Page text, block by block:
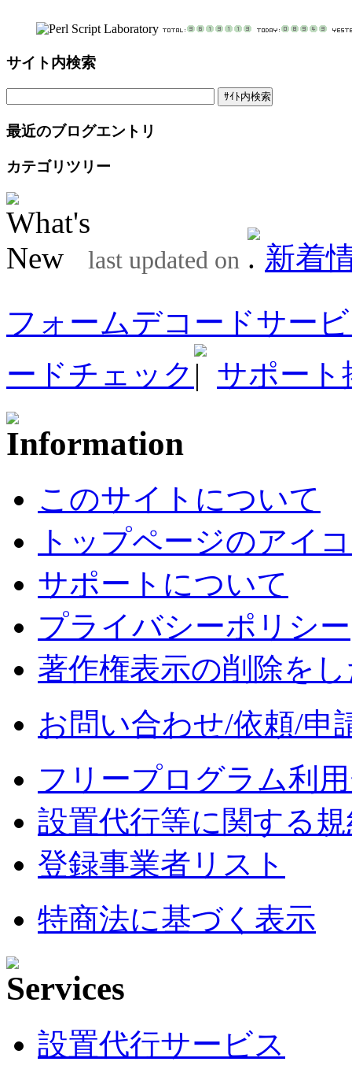
サイト内検索
最近のブログエントリ
カテゴリツリー
last updated on
新着
フォームデコードサー
ードチェック
サポート
このサイトについて
トップページのアイ
サポートについて
プライバシーポリシー
著作権表示の削除を
お問い合わせ/依頼/申
フリープログラム利
設置代行等に関する
登録事業者リスト
特商法に基づく表示
設置代行サービス